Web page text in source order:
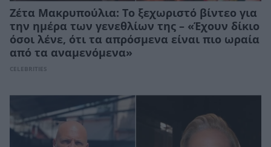
Zέτα Μακρυπούλια: Το ξεχωριστό βίντεο για
την ημέρα των γενεθλίων της – «Έχουν δίκιο
όσοι λένε, ότι τα απρόσμενα είναι πιο ωραία
από τα αναμενόμενα»
CELEBRITIES